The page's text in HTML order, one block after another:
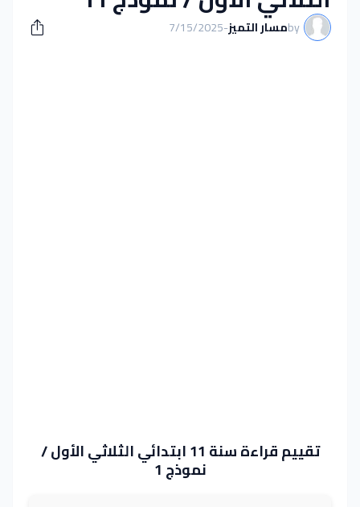
byمسار التميز-
7/15/2025
تقييم قراءة سنة 11 ابتدائي الثلاثي الأول /
نموذج 1